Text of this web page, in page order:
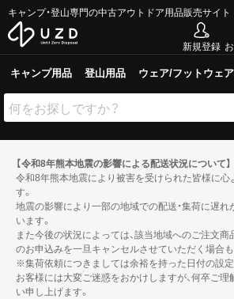
キャンプ・登山専門の中古アウトドア用品販売サイト
新規登録
キャンプ用品 登山用品 ウェア/フットウェア
【令和8年熊本地震の影響による配送状況について】
令和8年熊本地震により被害を受けられた皆様に心
す。
地震の影響により一部の地域での配送・集荷に遅
います。
また今後の状況によっては、該当地域へのご注文
のお申込みを一旦キャンセルさせていただく場合も
※集荷依頼につきましては余裕を持った日付の設定
お客様には大変ご迷惑をおかけしますが、何卒ご
い申し上げます。